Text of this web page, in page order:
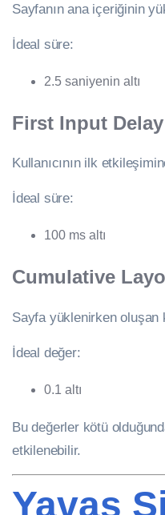
Sayfanın ana içeriğinin
İdeal süre:
2.5 saniyenin altı
First Input
Kullanıcının ilk
İdeal süre:
100 ms altı
Cumulative
Sayfa yüklenirken oluşan
İdeal değer:
0.1 altı
Bu değerler kötü
etkilenebilir.
Yavaş